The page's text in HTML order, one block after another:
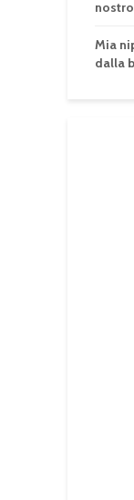
Mia
dalla